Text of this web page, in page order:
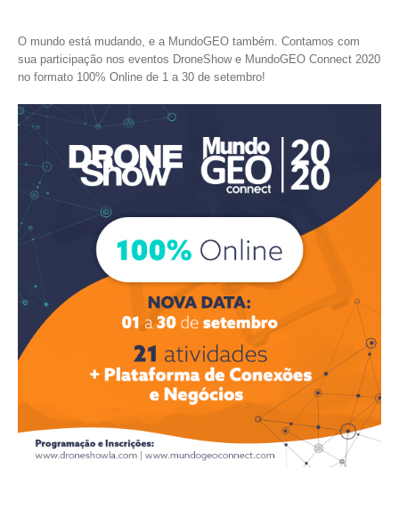
O mundo está mudando, e a MundoGEO também. Contamos com
sua participação nos eventos DroneShow e MundoGEO Connect 2020
no formato 100% Online de 1 a 30 de setembro!